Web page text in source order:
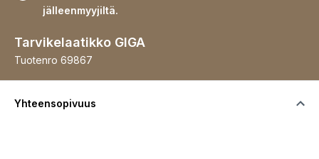
jälleenmyyjiltä.
Tarvikelaatikko GIGA
Tuotenro 69867
Yhteensopivuus